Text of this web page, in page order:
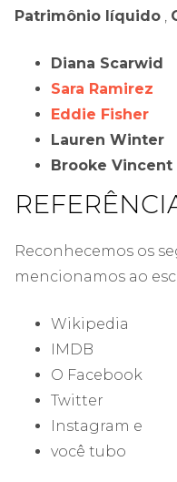
Patrimônio líquido ,
Diana Scarwid
Sara Ramirez
Eddie Fisher
Lauren Winter
Brooke Vincent
Reconhecemos os
mencionamos ao
Wikipedia
IMDB
O Facebook
Twitter
Instagram e
você tubo